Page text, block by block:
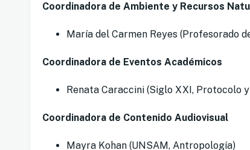
Coordinadora de Ambiente y Recursos
María del Carmen Reyes (Profesorado
Coordinadora de Eventos Académicos
Renata Caraccini (Siglo XXI, Protocolo
Coordinadora de Contenido Audiovisual
Mayra Kohan (UNSAM, Antropología)